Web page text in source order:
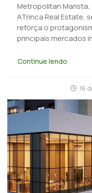
Metropolitan Marista,
ATrinca Real Estate,
reforça o
principais mercados
Continue lendo
16